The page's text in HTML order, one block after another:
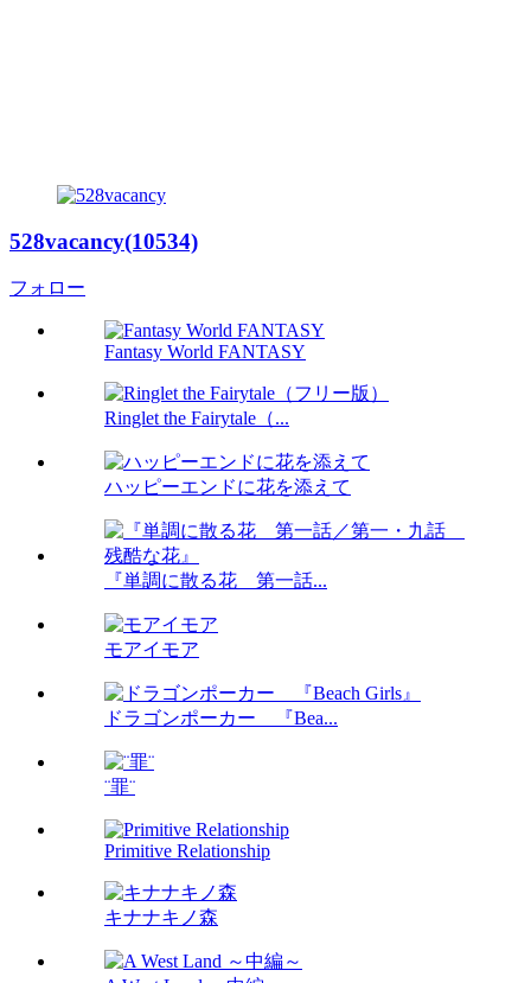
528vacancy(10534)
フォロー
Fantasy World FANTASY
Ringlet the Fairytale（...
ハッピーエンドに花を添えて
『単調に散る花 第一話...
モアイモア
ドラゴンポーカー 『Bea...
¨罪¨
Primitive Relationship
キナナキノ森